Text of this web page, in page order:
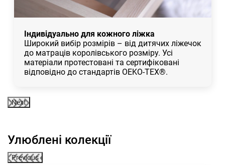
Індивідуально для кожного ліжка
Широкий вибір розмірів – від дитячих ліжечок
до матраців королівського розміру. Усі
матеріали протестовані та сертифіковані
відповідно до стандартів OEKO-TEX®.
Next
Улюблені колекції
Previous